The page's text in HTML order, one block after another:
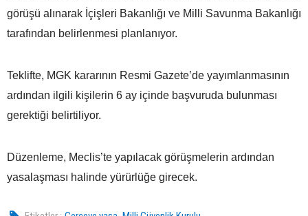
görüşü alınarak İçişleri Bakanlığı ve Milli Savunma Bakanlığı
tarafından belirlenmesi planlanıyor.
Teklifte, MGK kararının Resmi Gazete’de yayımlanmasının
ardından ilgili kişilerin 6 ay içinde başvuruda bulunması
gerektiği belirtiliyor.
Düzenleme, Meclis’te yapılacak görüşmelerin ardından
yasalaşması halinde yürürlüğe girecek.